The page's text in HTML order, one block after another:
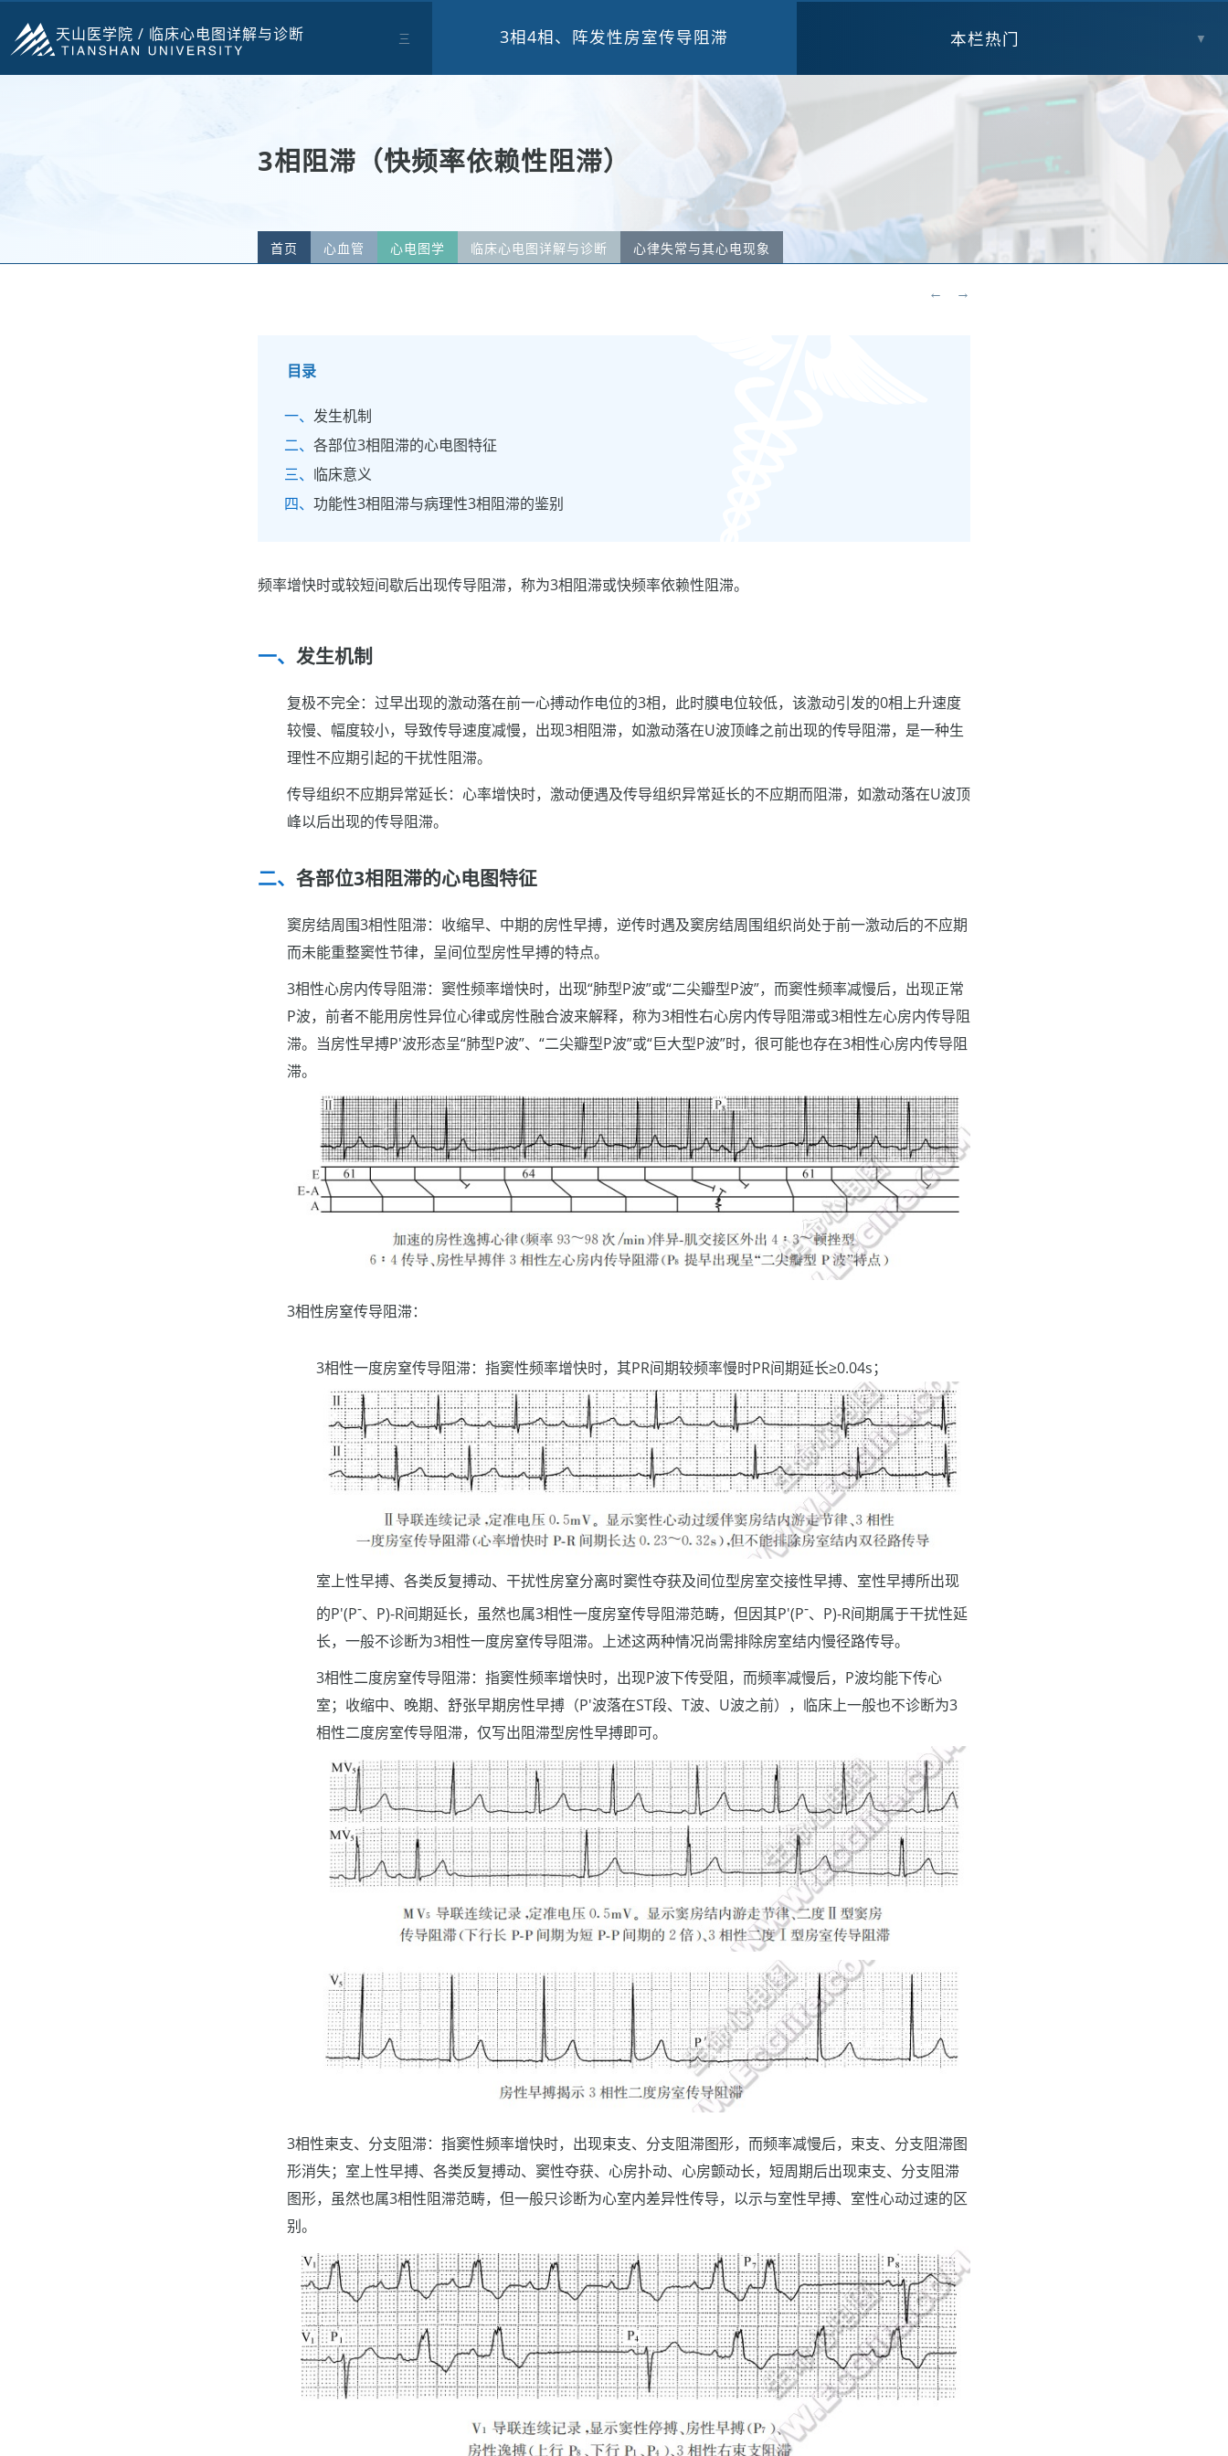
天山医学院 / 临床心电图详解与诊断 三 3相4相、阵发性房室传导阻滞 本栏热门 ▼
3相阻滞（快频率依赖性阻滞）
首页 心血管 心电图学 临床心电图详解与诊断
心律失常与其心电现象
← →
目录
发生机制
各部位3相阻滞的心电图特征
临床意义
功能性3相阻滞与病理性3相阻滞的鉴别
频率增快时或较短间歇后出现传导阻滞，称为3相阻滞或快频率依赖性阻滞。
发生机制
复极不完全：过早出现的激动落在前一心搏动作电位的3相，此时膜电位较低，该激动引发的0相上升速度
较慢、幅度较小，导致传导速度减慢，出现3相阻滞，如激动落在U波顶峰之前出现的传导阻滞，是一种生
理性不应期引起的干扰性阻滞。
传导组织不应期异常延长：心率增快时，激动便遇及传导组织异常延长的不应期而阻滞，如激动落在U波顶
峰以后出现的传导阻滞。
各部位3相阻滞的心电图特征
窦房结周围3相性阻滞：收缩早、中期的房性早搏，逆传时遇及窦房结周围组织尚处于前一激动后的不应期
而未能重整窦性节律，呈间位型房性早搏的特点。
3相性心房内传导阻滞：窦性频率增快时，出现“肺型P波”或“二尖瓣型P波”，而窦性频率减慢后，出现正常
P波，前者不能用房性异位心律或房性融合波来解释，称为3相性右心房内传导阻滞或3相性左心房内传导阻
滞。当房性早搏P'波形态呈“肺型P波”、“二尖瓣型P波”或“巨大型P波”时，很可能也存在3相性心房内传导阻
滞。
3相性房窒传导阻滞：
3相性一度房窒传导阻滞：指窦性频率增快时，其PR间期较频率慢时PR间期延长≥0.04s；
室上性早搏、各类反复搏动、干扰性房窒分离时窦性夺获及间位型房室交接性早搏、室性早搏所出现
的P'(P-、P)-R间期延长，虽然也属3相性一度房窒传导阻滞范畴，但因其P'(P-、P)-R间期属于干扰性延
长，一般不诊断为3相性一度房窒传导阻滞。上述这两种情况尚需排除房室结内慢径路传导。
3相性二度房窒传导阻滞：指窦性频率增快时，出现P波下传受阻，而频率减慢后，P波均能下传心
室；收缩中、晚期、舒张早期房性早搏（P'波落在ST段、T波、U波之前），临床上一般也不诊断为3
相性二度房室传导阻滞，仅写出阻滞型房性早搏即可。
3相性柬支、分支阻滞：指窦性频率增快时，出现束支、分支阻滞图形，而频率减慢后，束支、分支阻滞图
形消失；室上性早搏、各类反复搏动、窦性夺获、心房扑动、心房颤动长，短周期后出现束支、分支阻滞
图形，虽然也属3相性阻滞范畴，但一般只诊断为心室内差异性传导，以示与室性早搏、室性心动过速的区
别。